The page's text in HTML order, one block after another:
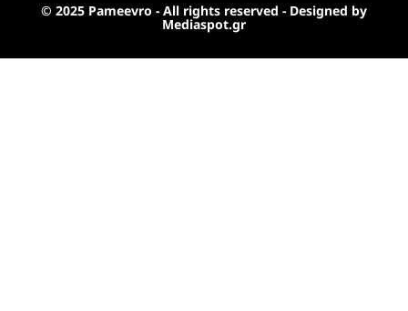
© 2025 Pameevro - All rights reserved - Designed by
Mediaspot.gr